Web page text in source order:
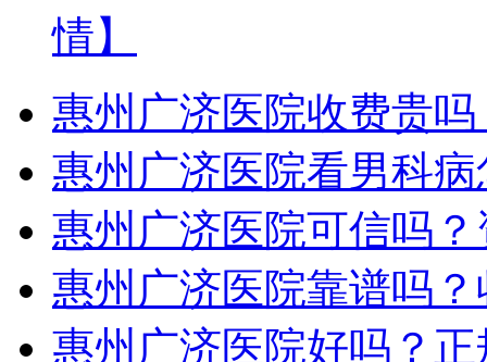
情】
惠州广济医院收费贵吗
惠州广济医院看男科病
惠州广济医院可信吗？
惠州广济医院靠谱吗？
惠州广济医院好吗？正